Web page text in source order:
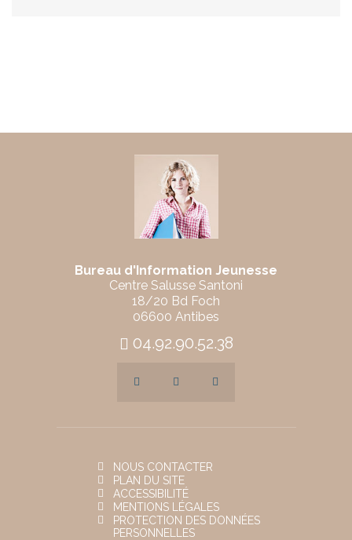
Bureau d'Information Jeunesse
Centre Salusse Santoni
18/20 Bd Foch
06600 Antibes
04.92.90.52.38
NOUS CONTACTER
PLAN DU SITE
ACCESSIBILITÉ
MENTIONS LÉGALES
PROTECTION DES DONNÉES
PERSONNELLES